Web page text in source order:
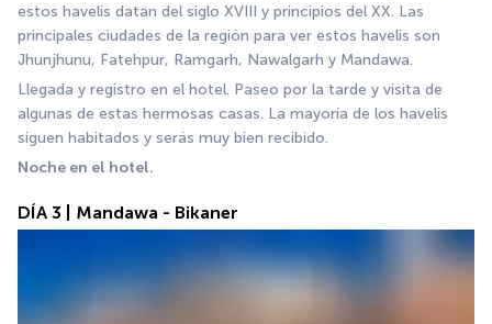
estos havelis datan del siglo XVIII y principios del XX. Las
principales ciudades de la región para ver estos havelis son
Jhunjhunu, Fatehpur, Ramgarh, Nawalgarh y Mandawa.
Llegada y registro en el hotel. Paseo por la tarde y visita de
algunas de estas hermosas casas. La mayoría de los havelis
siguen habitados y serás muy bien recibido.
Noche en el hotel.
DÍA 3 | Mandawa - Bikaner